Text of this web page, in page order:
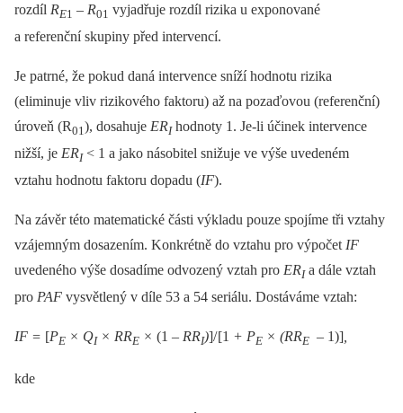
rozdíl RE1 –⁠ R01 vyjadřuje rozdíl rizika u exponované
a referenční skupiny před intervencí.
Je patrné, že pokud daná intervence sníží hodnotu rizika
(eliminuje vliv rizikového faktoru) až na pozaďovou (referenční)
úroveň (R01), dosahuje ERIhodnoty 1. Je-li účinek intervence
nižší, je ERI< 1 a jako násobitel snižuje ve výše uvedeném
vztahu hodnotu faktoru dopadu (IF).
Na závěr této matematické části výkladu pouze spojíme tři vztahy
vzájemným dosazením. Konkrétně do vztahu pro výpočet IF
uvedeného výše dosadíme odvozený vztah pro ERIa dále vztah
pro PAF vysvětlený v díle 53 a 54 seriálu. Dostáváme vztah:
IF = [PE × QI× RRE × (1 –⁠ RRI)]/ [1 + PE × (RRE –⁠ 1)],
kde